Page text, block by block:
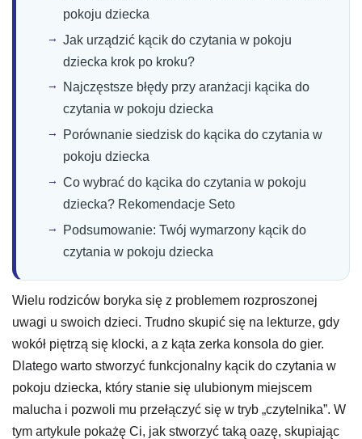
pokoju dziecka
Jak urządzić kącik do czytania w pokoju
dziecka krok po kroku?
Najczęstsze błędy przy aranżacji kącika do
czytania w pokoju dziecka
Porównanie siedzisk do kącika do czytania w
pokoju dziecka
Co wybrać do kącika do czytania w pokoju
dziecka? Rekomendacje Seto
Podsumowanie: Twój wymarzony kącik do
czytania w pokoju dziecka
Wielu rodziców boryka się z problemem rozproszonej
uwagi u swoich dzieci. Trudno skupić się na lekturze, gdy
wokół piętrzą się klocki, a z kąta zerka konsola do gier.
Dlatego warto stworzyć funkcjonalny kącik do czytania w
pokoju dziecka, który stanie się ulubionym miejscem
malucha i pozwoli mu przełączyć się w tryb „czytelnika”. W
tym artykule pokażę Ci, jak stworzyć taką oazę, skupiając